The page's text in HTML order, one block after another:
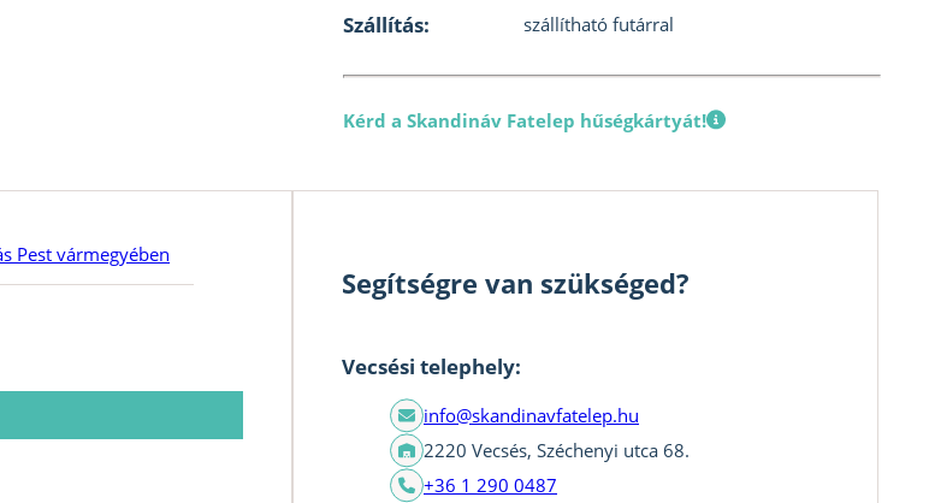
Szállítás: szállítható futárral
Kérd a Skandináv Fatelep hűségkártyát!
Pest vármegyében
Segítségre van szükséged?
Vecsési telephely:
info@skandinavfatelep.hu
2220 Vecsés, Széchenyi utca 68.
+36 1 290 0487